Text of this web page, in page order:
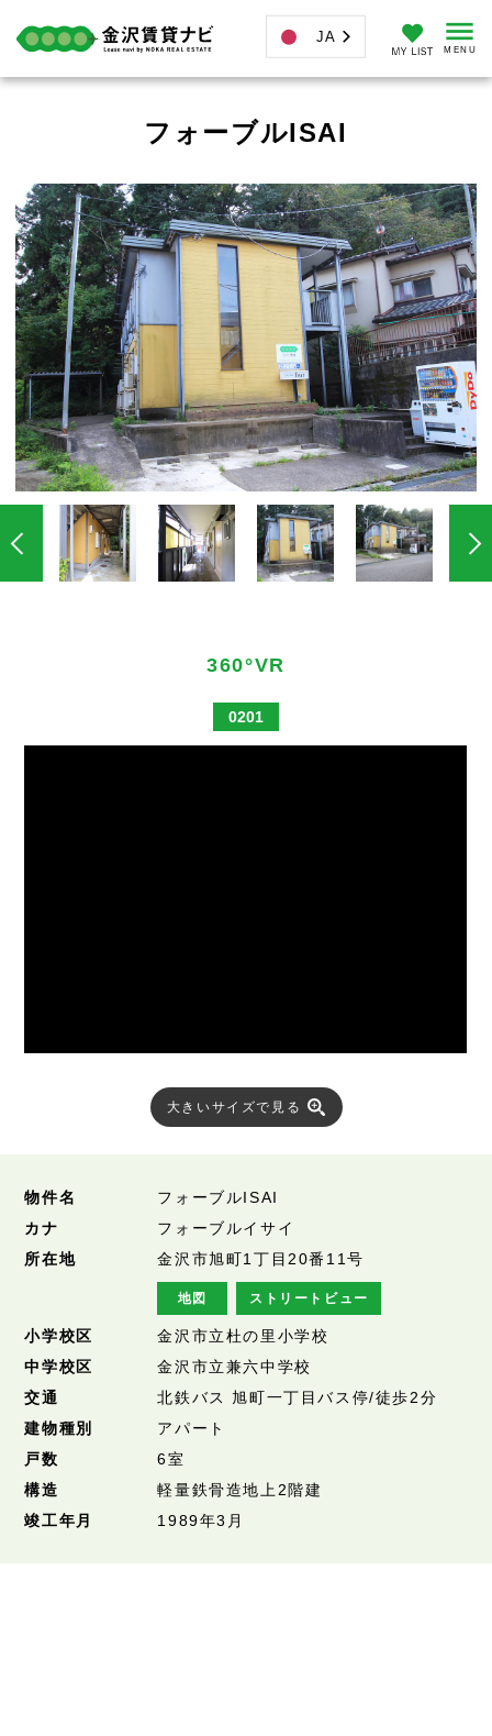
JA
フォーブルISAI
360°VR
0201
大きいサイズで見る
物件名
フォーブルISAI
カナ
フォーブルイサイ
所在地
金沢市旭町1丁目20番11号
地図 ストリートビュー
小学校区
金沢市立杜の里小学校
中学校区
金沢市立兼六中学校
交通
北鉄バス 旭町一丁目バス停/徒歩2分
建物種別
アパート
戸数
6室
構造
軽量鉄骨造地上2階建
竣工年月
1989年3月